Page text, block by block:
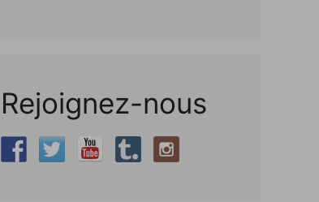
Rejoignez-nous